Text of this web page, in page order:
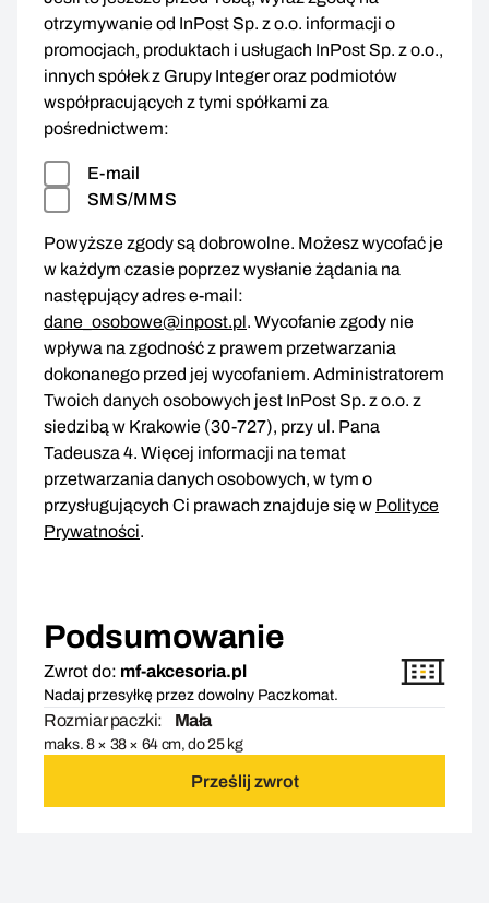
otrzymywanie od InPost Sp. z o.o. informacji o
promocjach, produktach i usługach InPost Sp. z o.o.,
innych spółek z Grupy Integer oraz podmiotów
współpracujących z tymi spółkami za
pośrednictwem:
E-mail
SMS/MMS
Powyższe zgody są dobrowolne. Możesz wycofać je
w każdym czasie poprzez wysłanie żądania na
następujący adres e-mail:
dane_osobowe@inpost.pl. Wycofanie zgody nie
wpływa na zgodność z prawem przetwarzania
dokonanego przed jej wycofaniem. Administratorem
Twoich danych osobowych jest InPost Sp. z o.o. z
siedzibą w Krakowie (30-727), przy ul. Pana
Tadeusza 4. Więcej informacji na temat
przetwarzania danych osobowych, w tym o
przysługujących Ci prawach znajduje się w Polityce
Prywatności.
Podsumowanie
Zwrot do: mf-akcesoria.pl
Nadaj przesyłkę przez dowolny Paczkomat.
Rozmiar paczki: Mała
maks. 8 × 38 × 64 cm, do 25 kg
Prześlij zwrot